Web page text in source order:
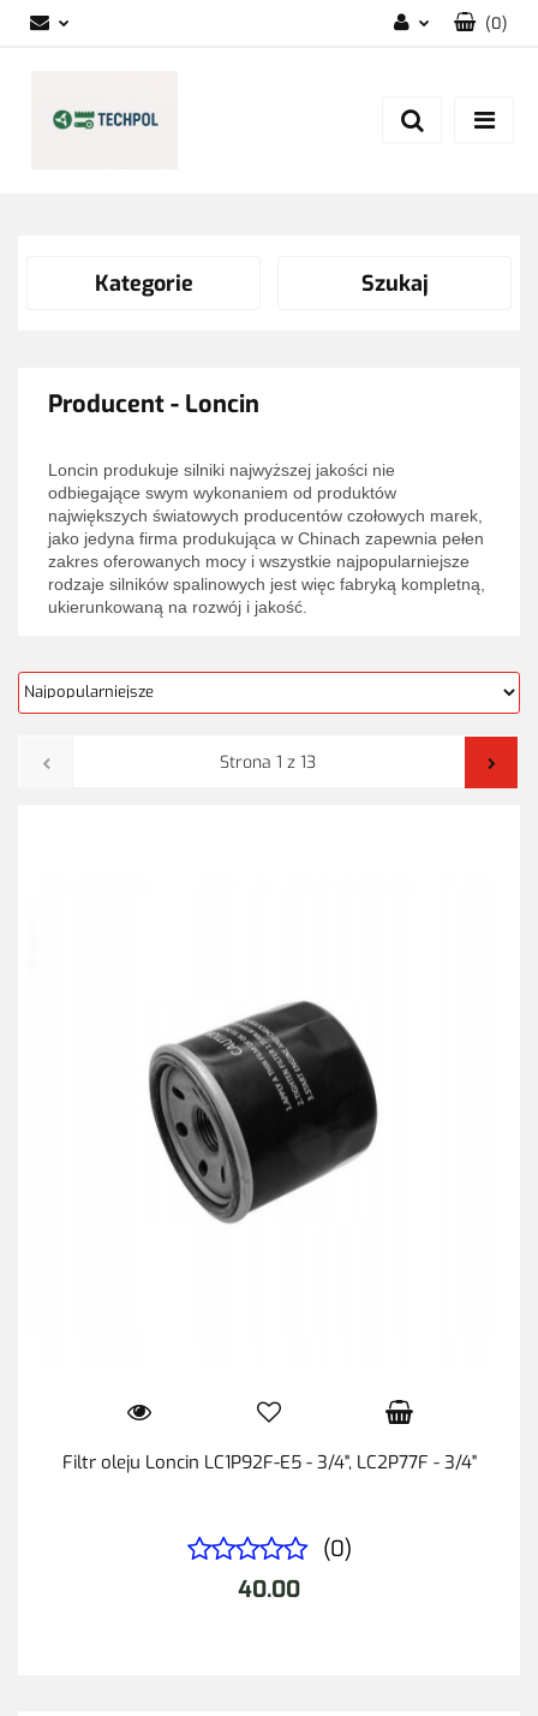
Zarejestruj się
(0)
Kategorie Szukaj
Producent - Loncin
Loncin produkuje silniki najwyższej jakości nie
odbiegające swym wykonaniem od produktów
największych światowych producentów czołowych marek,
jako jedyna firma produkująca w Chinach zapewnia pełen
zakres oferowanych mocy i wszystkie najpopularniejsze
rodzaje silników spalinowych jest więc fabryką kompletną,
ukierunkowaną na rozwój i jakość.
Filtr oleju Loncin LC1P92F-E5 - 3/4", LC2P77F - 3/4"
(0)
40.00